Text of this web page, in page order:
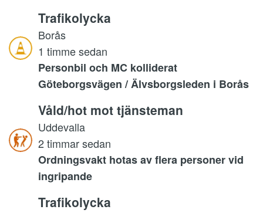
Trafikolycka
Borås
1 timme sedan
Personbil och MC kolliderat
Göteborgsvägen / Älvsborgsleden i Borås
Våld/hot mot tjänsteman
Uddevalla
2 timmar sedan
Ordningsvakt hotas av flera personer vid
ingripande
Trafikolycka